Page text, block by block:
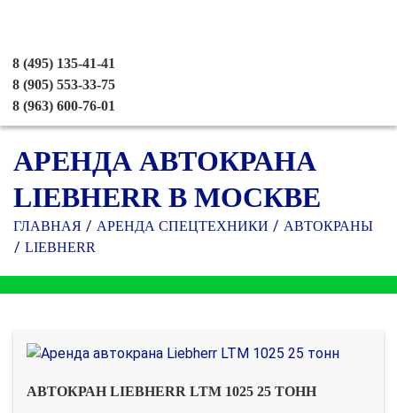
8 (495) 135-41-41
8 (905) 553-33-75
8 (963) 600-76-01
АРЕНДА АВТОКРАНА
LIEBHERR В МОСКВЕ
ГЛАВНАЯ АРЕНДА СПЕЦТЕХНИКИ
АВТОКРАНЫ
LIEBHERR
АВТОКРАН LIEBHERR LTM 1025 25 ТОНН